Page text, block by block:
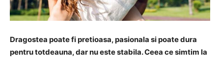
Dragostea poate fi pretioasa, pasionala si poate dura
pentru totdeauna, dar nu este stabila. Ceea ce simtim la